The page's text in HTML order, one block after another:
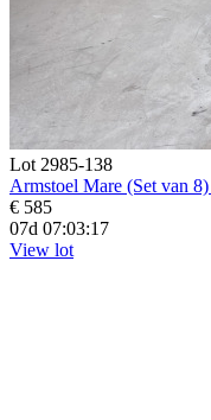
Lot 2985-138
Armstoel Mare (Set van
€ 585
07d 07:03:16
View lot